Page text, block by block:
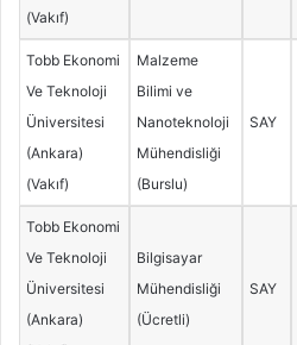
(Vakıf)
Tobb Ekonomi
Ve Teknoloji
Üniversitesi
(Ankara)
(Vakıf)
Malzeme
Bilimi ve
Nanoteknoloji
Mühendisliği
(Burslu)
SAY
Tobb Ekonomi
Ve Teknoloji
Üniversitesi
(Ankara)
Bilgisayar
Mühendisliği
(Ücretli)
SAY